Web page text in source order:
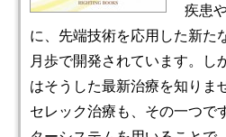
疾患
に、先端技術を応用した新た
月歩で開発されています。し
はそうした最新治療を知りま
セレック治療も、その一つで